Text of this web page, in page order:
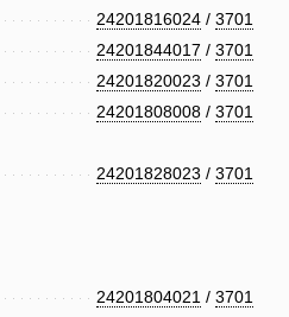
24201816024 / 3701
24201844017 / 3701
24201820023 / 3701
24201808008 / 3701
24201828023 / 3701
24201804021 / 3701